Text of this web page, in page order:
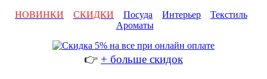
НОВИНКИ
СКИДКИ Посуда Интерьер
Текстиль
Ароматы
👉 + больше скидок